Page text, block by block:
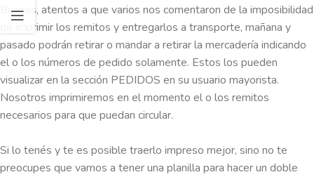
Buenas, atentos a que varios nos comentaron de la imposibilidad
de imprimir los remitos y entregarlos a transporte, mañana y
pasado podrán retirar o mandar a retirar la mercadería indicando
el o los números de pedido solamente. Estos los pueden
visualizar en la sección PEDIDOS en su usuario mayorista.
Nosotros imprimiremos en el momento el o los remitos
necesarios para que puedan circular.
Si lo tenés y te es posible traerlo impreso mejor, sino no te
preocupes que vamos a tener una planilla para hacer un doble